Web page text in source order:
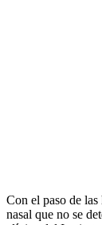
Con el paso de las
nasal que no se